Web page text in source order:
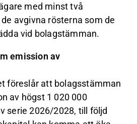
med minst två
avgivna rösterna som de
vid bolagstämman.
emission av
föreslår att bolagsstämman
av högst 1 020 000
serie 2026/2028, till följd